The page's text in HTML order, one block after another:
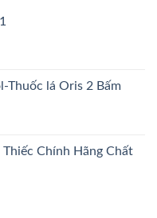
Thuốc lá Oris 2 Bấm
Chính Hãng Chất